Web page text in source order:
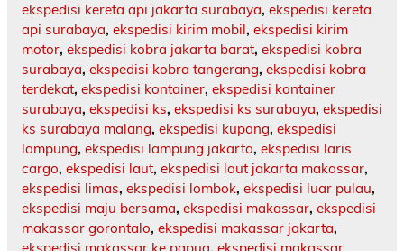
ekspedisi kereta api jakarta surabaya, ekspedisi kereta
api surabaya, ekspedisi kirim mobil, ekspedisi kirim
motor, ekspedisi kobra jakarta barat, ekspedisi kobra
surabaya, ekspedisi kobra tangerang, ekspedisi kobra
terdekat, ekspedisi kontainer, ekspedisi kontainer
surabaya, ekspedisi ks, ekspedisi ks surabaya, ekspedisi
ks surabaya malang, ekspedisi kupang, ekspedisi
lampung, ekspedisi lampung jakarta, ekspedisi laris
cargo, ekspedisi laut, ekspedisi laut jakarta makassar,
ekspedisi limas, ekspedisi lombok, ekspedisi luar pulau,
ekspedisi maju bersama, ekspedisi makassar, ekspedisi
makassar gorontalo, ekspedisi makassar jakarta,